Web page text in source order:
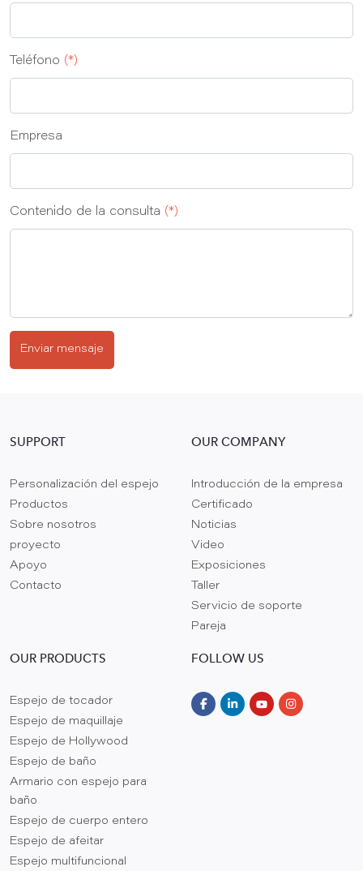
Teléfono (*)
Empresa
Contenido de la consulta (*)
Enviar mensaje
SUPPORT
Personalización del espejo
Productos
Sobre nosotros
proyecto
Apoyo
Contacto
OUR COMPANY
Introducción de la empresa
Certificado
Noticias
Video
Exposiciones
Taller
Servicio de soporte
Pareja
OUR PRODUCTS
Espejo de tocador
Espejo de maquillaje
Espejo de Hollywood
Espejo de baño
Armario con espejo para
baño
Espejo de cuerpo entero
Espejo de afeitar
Espejo multifuncional
FOLLOW US